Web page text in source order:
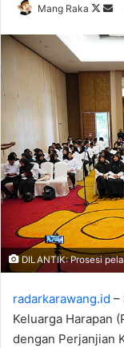
Mang Raka
DILANTIK: Prosesi
radarkarawang.id –
Keluarga Harapan
dengan Perjanjian